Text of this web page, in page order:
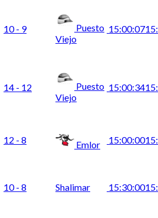
10 - 9
Puesto
Viejo
15:00:07
14 - 12
Puesto
Viejo
15:00:34
12 - 8 Emlor 15:00:00
10 - 8 Shalimar 15:30:00